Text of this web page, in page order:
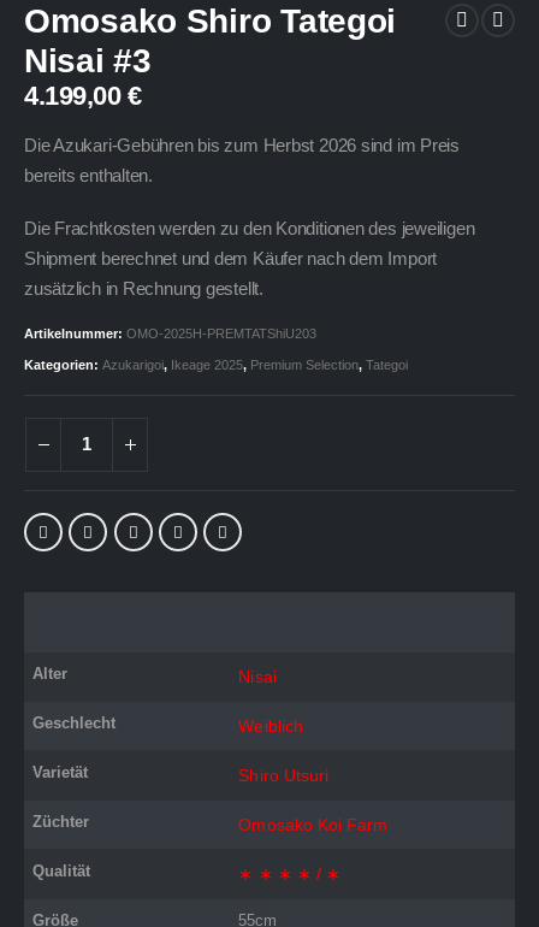
Omosako Shiro Tategoi
Nisai #3
4.199,00 €
Die Azukari-Gebühren bis zum Herbst 2026 sind im Preis
bereits enthalten.
Die Frachtkosten werden zu den Konditionen des jeweiligen
Shipment berechnet und dem Käufer nach dem Import
zusätzlich in Rechnung gestellt.
Artikelnummer: OMO-2025H-PREMTATShiU203
Kategorien: Azukarigoi, Ikeage 2025, Premium Selection, Tategoi
Alter Nisai
Geschlecht Weiblich
Varietät Shiro Utsuri
Züchter Omosako Koi Farm
Qualität ∗ ∗ ∗ ∗ / ∗
Größe 55cm